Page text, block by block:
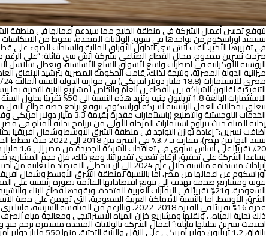
نتوقع تحسن أعمال الشركة في منطقة الخليج مما سيدعم أعمالها في منطقة
تستفيد اوراسكوم من تواجدها في سوق الولايات المتحدة، تتحوط من
في تقريرها الأخير، ألقت اتش سي لتداول الأوراق المالية والسندات الضوء على
صرحت نسرين ممدوح، محلل القطاع الصناعي بشركة اتش سي قائلة:
“على الرغم
الروسية الأوكرانية في اضطراب واسع لأسواق السلع الأساسية، وتعطل سلاسل
تحلية المياه حيث تتراوح استثمارات المرحلة الأولي من برنامج تحلية المياه في مصر بين 3.1 و3.3 مليار دولار أمريكي، والتي تستهدف قدرة إنتاجية تبلغ 3.35 مليون متر مكعب يوميًا
أضافت نسرين:” إعادة توازن التواجد في منطقة الشرق الأوسط وشمال أفريقيا
تسند اليها من
إيرادات مستدامة مناسبة خلال عام 2024 الي ان
اوراسكوم عن اعمالها من مصر. أما بالنسبة لمنطقة الشرق الأوسط وشمال
قدره 16% تقريبًا في الفترة 2018-2022.
ذلك تحلية المياه، ، ونقلها ومشاريع خزان المياه الاستراتيجي ومعالجة مياه
اختتمت نسرين تحليلها قائلة:”أعمالالشركةبالولايات المتحدة مستمرة بزخم